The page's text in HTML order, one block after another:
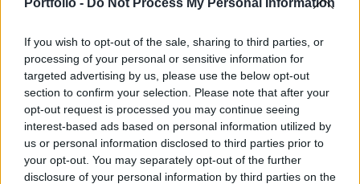
If you wish to opt-out of the sale, sharing to third parties, or
processing of your personal or sensitive information for
targeted advertising by us, please use the below opt-out
section to confirm your selection. Please note that after your
opt-out request is processed you may continue seeing
interest-based ads based on personal information utilized by
us or personal information disclosed to third parties prior to
your opt-out. You may separately opt-out of the further
disclosure of your personal information by third parties on the
Sustainable World 2026Szeptember 8-án jön az év egyik
legjelentősebb üzleti fenntarthatósági találkozója, a
Portfolio Sustainable World 2026. A szektorsemleges
konferencia a zöld gazdasággal kapcsolatos
aktualitásokkal, a legégetőbb beavatkozási gyakorlatokkal
foglalkozik, de emellett helyszíne a Green Awards
díjátadónak is. Részletek a linken.Információ és
jelentkezésAz elemzés...